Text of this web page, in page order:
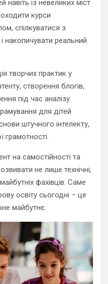
навіть із невеликих міст
курси
спілкуватися з
і накопичувати реальний
творчих практик у
створення блогів,
під час аналізу
для дітей
штучного інтелекту,
грамотності.
на самостійності та
не лише технічні,
фахівців. Саме
освіту сьогодні – це
майбутнє.